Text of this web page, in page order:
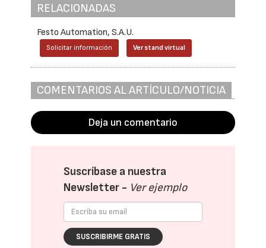
RELACIONADAS
Festo Automation, S.A.U.
Solicitar información Ver stand virtual
COMENTARIOS AL ARTÍCULO/NOTICIA
Deja un comentario
Suscríbase a nuestra
Newsletter - Ver ejemplo
SUSCRIBIRME GRATIS